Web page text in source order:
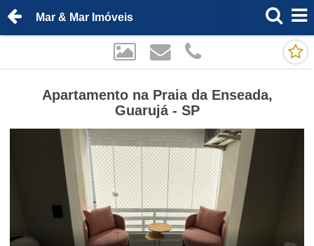
Mar & Mar Imóveis
Apartamento na Praia da Enseada,
Guarujá - SP